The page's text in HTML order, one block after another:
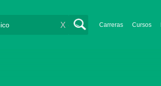
Carreras Cursos
X